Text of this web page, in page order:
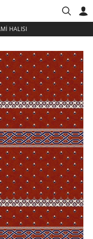
HESABIM ÜYE GIRIŞI
HALISI